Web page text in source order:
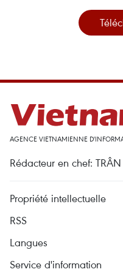
AGENCE VIETNAMIENNE
Rédacteur en chef:
Propriété intellectuelle
RSS
Langues
Service d'information